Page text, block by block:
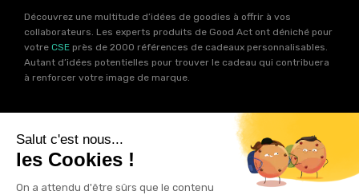
Découvrez une multitude d’idées de goodies à offrir à vos
collaborateurs. Les experts produits de Good Act ont déniché pour
votre CSE près de 2000 références de cadeaux personnalisables.
Autant d’idées potentielles pour trouver le cadeau qui contribuera
à renforcer votre image de marque.
Vous souhaitez communiquer en accord avec vos valeurs ? Ca
tombe bien ! Un grand nombre de produits présents sur Good Act
Notre sélection RSEvous
permet de trouver un goodies parfait pour votre campagne de